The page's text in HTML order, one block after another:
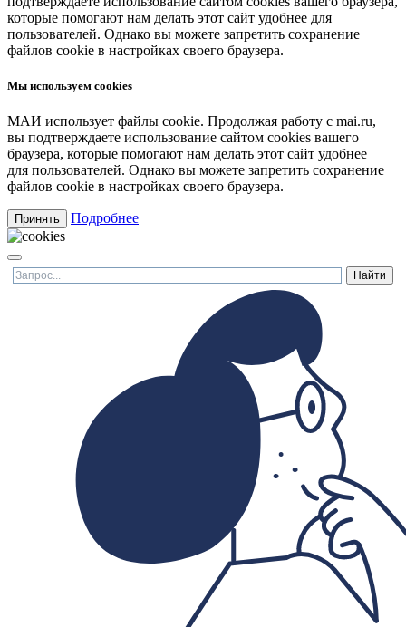
которые помогают нам делать этот сайт удобнее для
пользователей. Однако вы можете запретить сохранение
файлов cookie в настройках своего браузера.
Мы используем cookies
МАИ использует файлы cookie. Продолжая работу с mai.ru,
вы подтверждаете использование сайтом cookies вашего
браузера, которые помогают нам делать этот сайт удобнее
для пользователей. Однако вы можете запретить сохранение
файлов cookie в настройках своего браузера.
Принять Подробнее